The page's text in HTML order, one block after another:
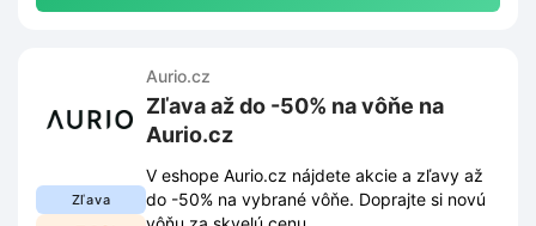
Zľava
Aurio.cz
Zľava až do -50% na vôňe na
Aurio.cz
V eshope Aurio.cz nájdete akcie a zľavy až
do -50% na vybrané vôňe. Doprajte si novú